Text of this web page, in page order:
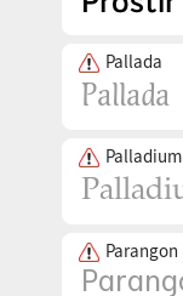
Pallada
Palladium
Parangon